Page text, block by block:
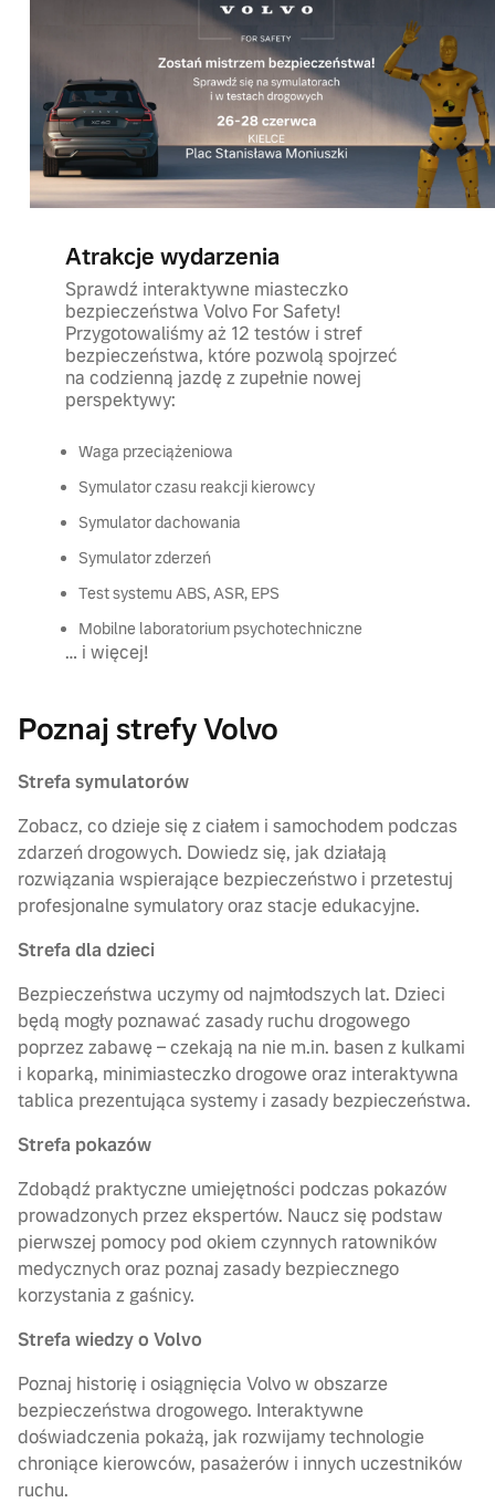
Atrakcje wydarzenia
Sprawdź interaktywne miasteczko
bezpieczeństwa Volvo For Safety!
Przygotowaliśmy aż 12 testów i stref
bezpieczeństwa, które pozwolą spojrzeć
na codzienną jazdę z zupełnie nowej
perspektywy:
Waga przeciążeniowa
Symulator czasu reakcji kierowcy
Symulator dachowania
Symulator zderzeń
Test systemu ABS, ASR, EPS
Mobilne laboratorium psychotechniczne
… i więcej!
Poznaj strefy Volvo
Strefa symulatorów
Zobacz, co dzieje się z ciałem i samochodem podczas
zdarzeń drogowych. Dowiedz się, jak działają
rozwiązania wspierające bezpieczeństwo i przetestuj
profesjonalne symulatory oraz stacje edukacyjne.
Strefa dla dzieci
Bezpieczeństwa uczymy od najmłodszych lat. Dzieci
będą mogły poznawać zasady ruchu drogowego
poprzez zabawę – czekają na nie m.in. basen z kulkami
i koparką, minimiasteczko drogowe oraz interaktywna
tablica prezentująca systemy i zasady bezpieczeństwa.
Strefa pokazów
Zdobądź praktyczne umiejętności podczas pokazów
prowadzonych przez ekspertów. Naucz się podstaw
pierwszej pomocy pod okiem czynnych ratowników
medycznych oraz poznaj zasady bezpiecznego
korzystania z gaśnicy.
Strefa wiedzy o Volvo
Poznaj historię i osiągnięcia Volvo w obszarze
bezpieczeństwa drogowego. Interaktywne
doświadczenia pokażą, jak rozwijamy technologie
chroniące kierowców, pasażerów i innych uczestników
ruchu.